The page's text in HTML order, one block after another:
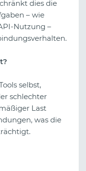
dies die
– wie
Nutzung –
selbst,
schlechter
Last
was die